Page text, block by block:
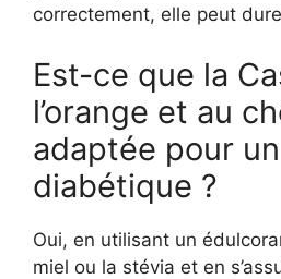
correctement, elle peut
Est-ce que la
l’orange et au
adaptée pour
diabétique ?
Oui, en utilisant un
miel ou la stévia et en